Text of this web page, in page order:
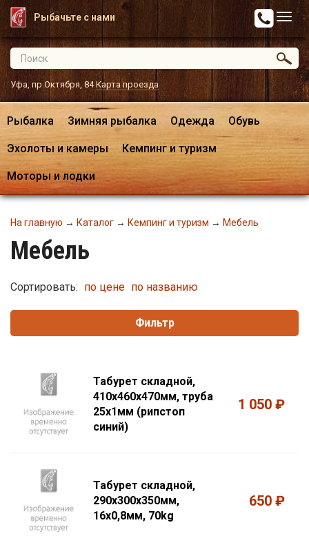
Рыбачьте с нами
Уфа, пр.Октября, 84Карта проезда
Рыбалка Зимняя рыбалка Одежда Обувь
Эхолоты и камеры Кемпинг и туризм
Моторы и лодки
На главную → Каталог → Кемпинг и туризм → Мебель
Мебель
Сортировать: по цене по названию
Фильтр
Табурет складной,
410х460х470мм, труба
25х1мм (рипстоп
синий)
1 050 ₽
Табурет складной,
290х300х350мм,
16х0,8мм, 70kg
650 ₽